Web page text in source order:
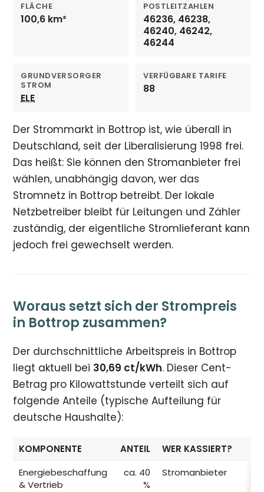
FLÄCHE
100,6 km²
POSTLEITZAHLEN
46236, 46238,
46240, 46242,
46244
GRUNDVERSORGER
STROM
ELE
VERFÜGBARE TARIFE
88
Der Strommarkt in Bottrop ist, wie überall in
Deutschland, seit der Liberalisierung 1998 frei.
Das heißt: Sie können den Stromanbieter frei
wählen, unabhängig davon, wer das
Stromnetz in Bottrop betreibt. Der lokale
Netzbetreiber bleibt für Leitungen und Zähler
zuständig, der eigentliche Stromlieferant kann
jedoch frei gewechselt werden.
Woraus setzt sich der Strompreis
in Bottrop zusammen?
Der durchschnittliche Arbeitspreis in Bottrop
liegt aktuell bei 30,69 ct/kWh. Dieser Cent-
Betrag pro Kilowattstunde verteilt sich auf
folgende Anteile (typische Aufteilung für
deutsche Haushalte):
KOMPONENTE ANTEIL
WER KASSIERT?
Energiebeschaffung
& Vertrieb
ca. 40
%
Stromanbieter